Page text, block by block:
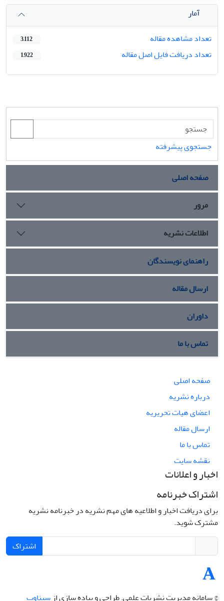
آمار
تعداد مشاهده مقاله
3,112
تعداد دریافت فایل اصل مقاله 1,922
جستجوی پیشرفته
صفحه اصلی
مرور
اطلاعات نشریه
راهنمای نویسندگان
ارسال مقاله
داوران
تماس با ما
صفحه اصلی
درباره نشریه
اعضای هیات تحریریه
ارسال مقاله
تماس با ما
نقشه سایت
اخبار و اعلانات
اشتراک خبرنامه
برای دریافت اخبار و اطلاعیه های مهم نشریه در خبرنامه نشریه
مشترک شوید.
اشتراک
© سامانه مدیریت نشریات علمی.طراحی و پیاده سازی از سیناوب